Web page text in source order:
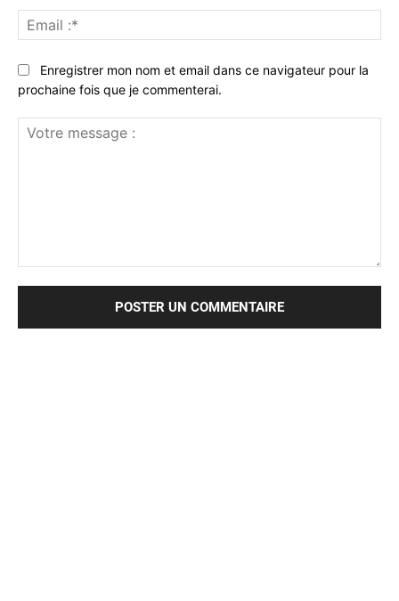
:*
Enregistrer mon nom et email dans ce navigateur pour la
prochaine fois que je commenterai.